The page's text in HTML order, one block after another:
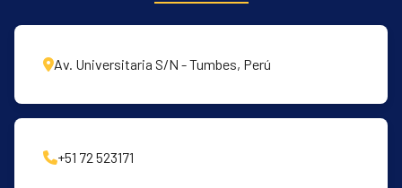
Av. Universitaria S/N - Tumbes, Perú
+51 72 523171